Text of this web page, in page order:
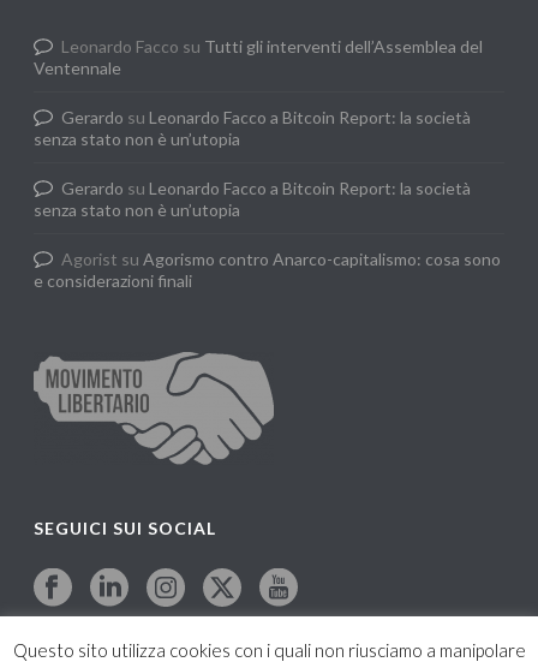
Leonardo Facco su Tutti gli interventi dell’Assemblea del
Ventennale
Gerardo su Leonardo Facco a Bitcoin Report: la società
senza stato non è un’utopia
Gerardo su Leonardo Facco a Bitcoin Report: la società
senza stato non è un’utopia
Agorist suAgorismo contro Anarco-capitalismo: cosa sono
e considerazioni finali
SEGUICI SUI SOCIAL
Questo sito utilizza cookies con i quali non riusciamo a manipolare